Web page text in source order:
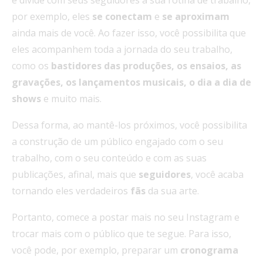
por exemplo, eles se conectam e se aproximam
ainda mais de você. Ao fazer isso, você possibilita que
eles acompanhem toda a jornada do seu trabalho,
como os bastidores das produções, os ensaios, as
gravações, os lançamentos musicais, o dia a dia de
shows e muito mais.
Dessa forma, ao mantê-los próximos, você possibilita
a construção de um público engajado com o seu
trabalho, com o seu conteúdo e com as suas
publicações, afinal, mais que seguidores, você acaba
tornando eles verdadeiros fãs da sua arte.
Portanto, comece a postar mais no seu Instagram e
trocar mais com o público que te segue. Para isso,
você pode, por exemplo, preparar um cronograma